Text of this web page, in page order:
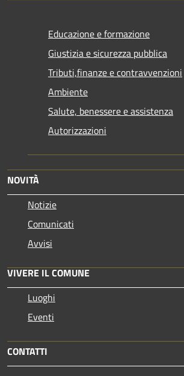
Educazione e formazione
Giustizia e sicurezza pubblica
Tributi,finanze e contravvenzioni
Ambiente
Salute, benessere e assistenza
Autorizzazioni
NOVITÀ
Notizie
Comunicati
Avvisi
VIVERE IL COMUNE
Luoghi
Eventi
CONTATTI